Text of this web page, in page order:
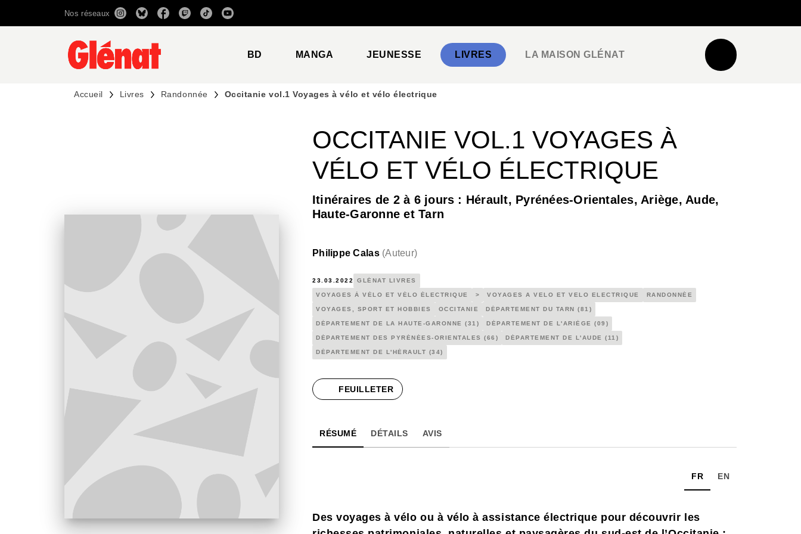
RECHERCHE CONTENU
Nos réseaux
BD MANGA JEUNESSE LIVRES LA MAISON GLÉNAT
Accueil Livres Randonnée Occitanie vol.1 Voyages à vélo et vélo électrique
OCCITANIE VOL.1 VOYAGES À
VÉLO ET VÉLO ÉLECTRIQUE
Itinéraires de 2 à 6 jours : Hérault, Pyrénées-Orientales, Ariège, Aude,
Haute-Garonne et Tarn
Philippe Calas (Auteur)
23.03.2022 GLÉNAT LIVRES
VOYAGES À VÉLO ET VÉLO ÉLECTRIQUE > VOYAGES A VELO ET VELO ELECTRIQUE RANDONNÉE
VOYAGES, SPORT ET HOBBIES OCCITANIE DÉPARTEMENT DU TARN (81)
DÉPARTEMENT DE LA HAUTE-GARONNE (31) DÉPARTEMENT DE L'ARIÈGE (09)
DÉPARTEMENT DES PYRÉNÉES-ORIENTALES (66) DÉPARTEMENT DE L'AUDE (11)
DÉPARTEMENT DE L'HÉRAULT (34)
FEUILLETER
RÉSUMÉ DÉTAILS AVIS
FR EN
Des voyages à vélo ou à vélo à assistance électrique pour découvrir les